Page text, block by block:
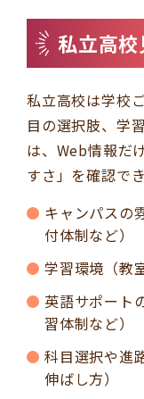
私立高
私立高校は学校
目の選択肢、学
は、Web情報だ
すさ」を確認でき
キャンパスの
付体制など）
学習環境（教
英語サポート
習体制など）
科目選択や進
伸ばし方）